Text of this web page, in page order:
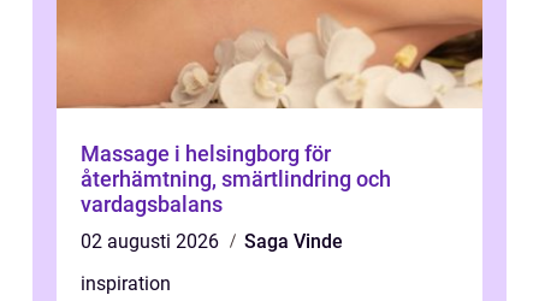
Massage i helsingborg för
återhämtning, smärtlindring och
vardagsbalans
02 augusti 2026
Saga Vinde
inspiration